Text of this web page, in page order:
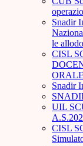
Snadir
le
CISL
ORALE ­
Snadir
UIL
CISL